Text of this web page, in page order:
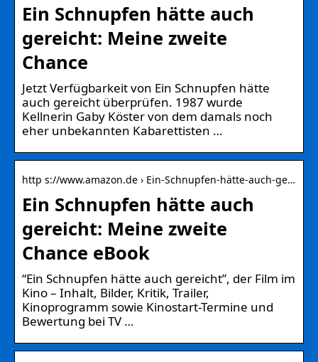
Ein Schnupfen hätte auch
gereicht: Meine zweite
Chance
Jetzt Verfügbarkeit von Ein Schnupfen hätte
auch gereicht überprüfen. 1987 wurde
Kellnerin Gaby Köster von dem damals noch
eher unbekannten Kabarettisten …
http s://www.amazon.de › Ein-Schnupfen-hätte-auch-ge…
Ein Schnupfen hätte auch
gereicht: Meine zweite
Chance eBook
“Ein Schnupfen hätte auch gereicht”, der Film im
Kino – Inhalt, Bilder, Kritik, Trailer,
Kinoprogramm sowie Kinostart-Termine und
Bewertung bei TV …